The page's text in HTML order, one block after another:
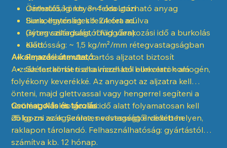
Járhatóság: kb. 3–4 óra után
Burkolhatóság: kb. 24 óra múlva
(rétegvastagságtól függően)
Kiadósság: ~ 1,5 kg/m²/mm rétegvastagságban
Önterülő, könnyen feldolgozható anyag
Sima, egyenletes felületet ad
Gyors szilárdulás, rövid várakozási idő a burkolás
előtt
Repedésmentes, tartós aljzatot biztosít
Széles körben alkalmazható burkolatok alá
Alkalmazási útmutató:
A zsák tartalmát tiszta vízzel kell elkeverni homogén,
folyékony keverékké. Az anyagot az aljzatra kell
önteni, majd glettvassal vagy hengerrel segíteni a
terülést. A feldolgozási idő alatt folyamatosan kell
dolgozni az egyenletes vastagság érdekében.
Csomagolás és tárolás:
25 kg-os zsák. Száraz, nedvességtől védett helyen,
raklapon tárolandó. Felhasználhatóság: gyártástól
számítva kb. 12 hónap.